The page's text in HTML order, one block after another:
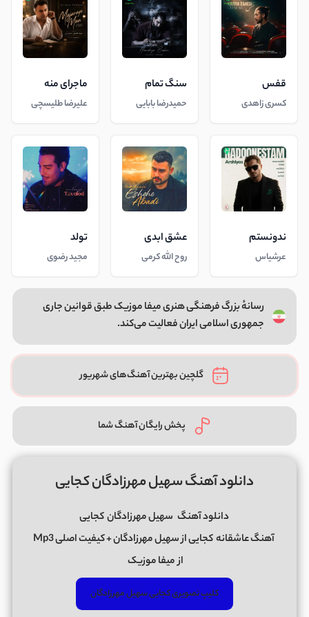
قفس
کسری زاهدی
سنگ تمام
حمیدرضا بابایی
ماجرای منه
علیرضا طلیسچی
ندونستم
عرشیاس
عشق ابدی
روح الله کرمی
تولد
مجید رضوی
رسانهٔ بزرگ فرهنگی هنری میفا موزیک طبق قوانین جاری
جمهوری اسلامی ایران فعالیت می‌کند.
گلچین بهترین آهنگ‌های شهریور
پخش رایگان آهنگ شما
دانلود آهنگ سهیل مهرزادگان کجایی
دانلود آهنگ سهیل مهرزادگانکجایی
آهنگ عاشقانهکجاییازسهیل مهرزادگان
+ کیفیت اصلی Mp3
ازمیفا موزیک
کلیپ تصویری کجایی سهیل مهرزادگان